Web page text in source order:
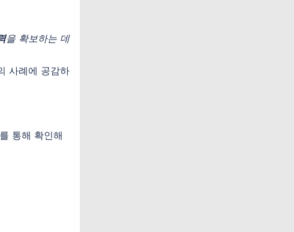
을 확보하는 데
사례에 공감하
통해 확인해